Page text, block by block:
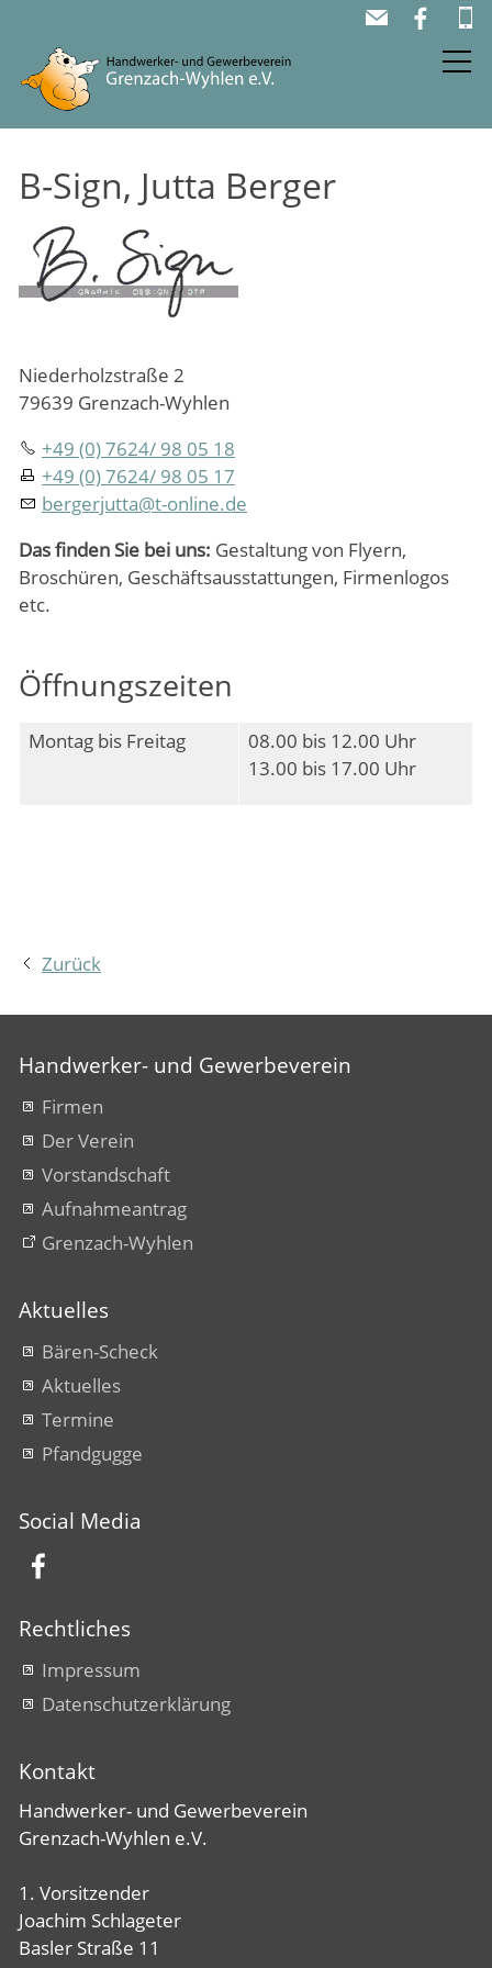
FIRMEN
DER VEREIN
BÄRENSCHECK
B-Sign, Jutta Berger
Niederholzstraße 2
79639 Grenzach-Wyhlen
+49 (0) 7624/ 98 05 18
+49 (0) 7624/ 98 05 17
bergerjutta@t-online.de
Das finden Sie bei uns: Gestaltung von Flyern,
Broschüren, Geschäftsausstattungen, Firmenlogos
etc.
Öffnungszeiten
Montag bis Freitag
08.00 bis 12.00 Uhr
13.00 bis 17.00 Uhr
Zurück
Handwerker- und Gewerbeverein
Firmen
Der Verein
Vorstandschaft
Aufnahmeantrag
Grenzach-Wyhlen
Aktuelles
Bären-Scheck
Aktuelles
Termine
Pfandgugge
Social Media
Rechtliches
Impressum
Datenschutzerklärung
Kontakt
Handwerker- und Gewerbeverein
Grenzach-Wyhlen e.V.
1. Vorsitzender
Joachim Schlageter
Basler Straße 11